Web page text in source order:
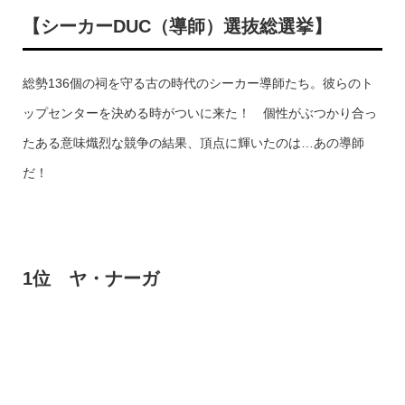
【シーカーDUC（導師）選抜総選挙】
総勢136個の祠を守る古の時代のシーカー導師たち。彼らのト
ップセンターを決める時がついに来た！ 個性がぶつかり合っ
たある意味熾烈な競争の結果、頂点に輝いたのは…あの導師
だ！
1位 ヤ・ナーガ